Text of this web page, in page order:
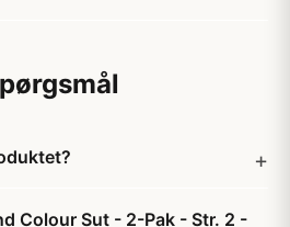
Colour Sut - 2-Pak - Str. 2 -